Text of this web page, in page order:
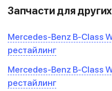
Запчасти для
Mercedes-Benz B-Class
рестайлинг
Mercedes-Benz B-Class
рестайлинг